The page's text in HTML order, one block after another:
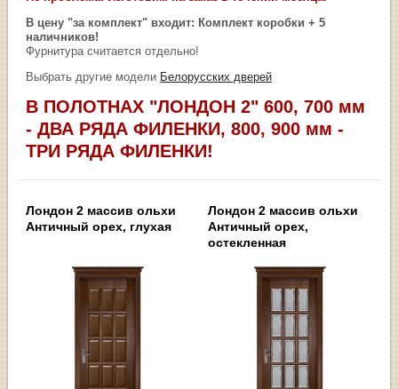
В цену "за комплект" входит: Комплект коробки + 5
наличников!
Фурнитура считается отдельно!
Выбрать другие модели Белорусских дверей
В ПОЛОТНАХ "ЛОНДОН 2" 600, 700 мм
- ДВА РЯДА ФИЛЕНКИ, 800, 900 мм -
ТРИ РЯДА ФИЛЕНКИ!
Лондон 2 массив ольхи
Античный орех, глухая
Лондон 2 массив ольхи
Античный орех,
остекленная